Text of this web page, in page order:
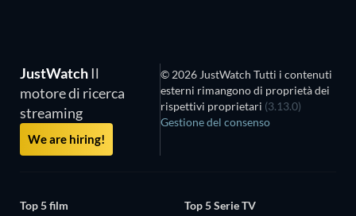
JustWatch Il
motore di ricerca
streaming
We are hiring!
© 2026 JustWatch Tutti i contenuti
esterni rimangono di proprietà dei
rispettivi proprietari (3.13.0)
Gestione del consenso
Top 5 film
Top 5 Serie TV